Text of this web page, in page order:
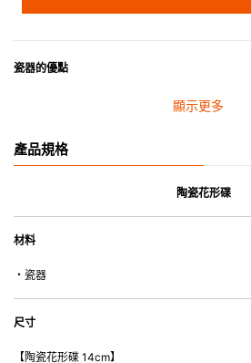
瓷器的優點
• 耐熱性極佳，適用於微波爐，也可放入焗爐，
• 可用於洗碗機。
• 合乎食用安全的塗層表面，幾乎不黏，食物容
*不可直接用於熱源上
產品規格
陶瓷花形碟
材料
・瓷器
尺寸
【陶瓷花形碟 14cm】